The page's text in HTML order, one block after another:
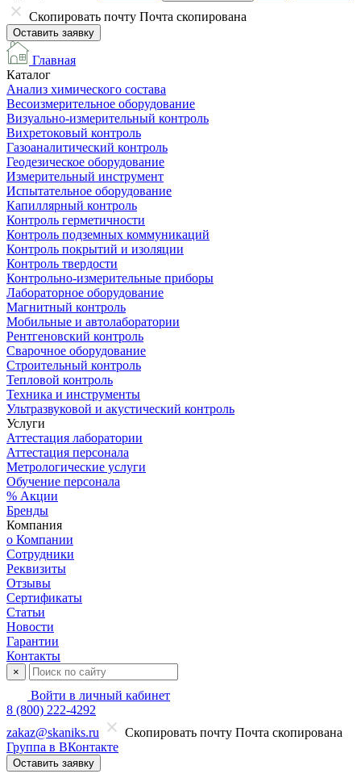
Скопировать почту Почта скопирована
Оставить заявку
Главная
Каталог
Анализ химического состава
Весоизмерительное оборудование
Визуально-измерительный контроль
Вихретоковый контроль
Газоаналитический контроль
Геодезическое оборудование
Измерительный инструмент
Испытательное оборудование
Капиллярный контроль
Контроль герметичности
Контроль подземных коммуникаций
Контроль покрытий и изоляции
Контроль твердости
Контрольно-измерительные приборы
Лабораторное оборудование
Магнитный контроль
Мобильные и автолаборатории
Рентгеновский контроль
Сварочное оборудование
Строительный контроль
Тепловой контроль
Техника и инструменты
Ультразвуковой и акустический контроль
Услуги
Аттестация лаборатории
Аттестация персонала
Метрологические услуги
Обучение персонала
% Акции
Бренды
Компания
о Компании
Сотрудники
Реквизиты
Отзывы
Сертификаты
Статьи
Новости
Гарантии
Контакты
×
Войти в личный кабинет
8 (800) 222-4292
zakaz@skaniks.ru
Скопировать почту Почта скопирована
Группа в ВКонтакте
Оставить заявку